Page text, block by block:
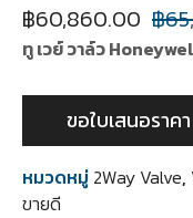
฿
฿60,860.00
ทู เวย์ วาล์ว
ขอใบเสนอราคา
หมวดหมู่ 2Way Valve,
ขายดี